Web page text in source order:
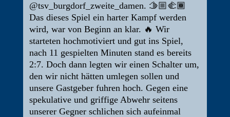
@tsv_burgdorf_zweite_damen. 🫱🏼‍🫲🏾
Das dieses Spiel ein harter Kampf werden
wird, war von Beginn an klar. 🔥 Wir
starteten hochmotiviert und gut ins Spiel,
nach 11 gespielten Minuten stand es bereits
2:7. Doch dann legten wir einen Schalter um,
den wir nicht hätten umlegen sollen und
unsere Gastgeber fuhren hoch. Gegen eine
spekulative und griffige Abwehr seitens
unserer Gegner schlichen sich aufeinmal